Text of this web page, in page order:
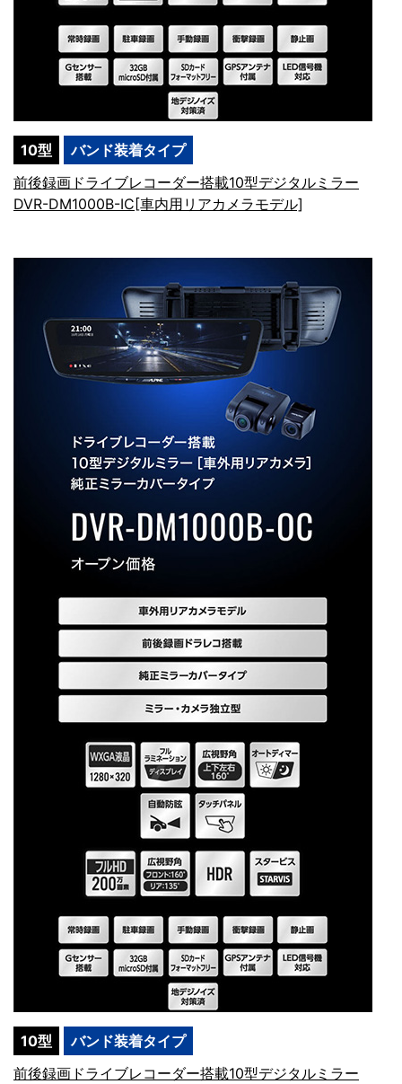
10型
バンド装着タイプ
前後録画ドライブレコーダー搭載10型デジタルミラー
DVR-DM1000B-IC[車内用リアカメラモデル]
10型
バンド装着タイプ
前後録画ドライブレコーダー搭載10型デジタルミラー